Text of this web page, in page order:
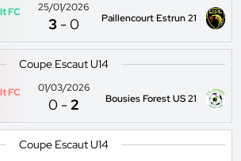
FC
25/01/2026
3 -0 Paillencourt Estrun 21
Coupe Escaut U14
FC
01/03/2026
0 -2 Bousies Forest US 21
Coupe Escaut U14